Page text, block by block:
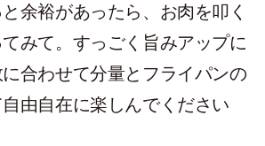
余裕があったら、お肉を叩く
みて。すっごく旨みアップに
合わせて分量とフライパンの
由自在に楽しんでください